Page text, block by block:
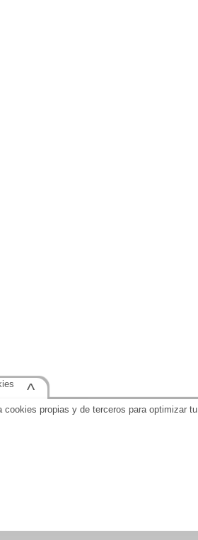
cookies propias y de terceros para optimizar
^